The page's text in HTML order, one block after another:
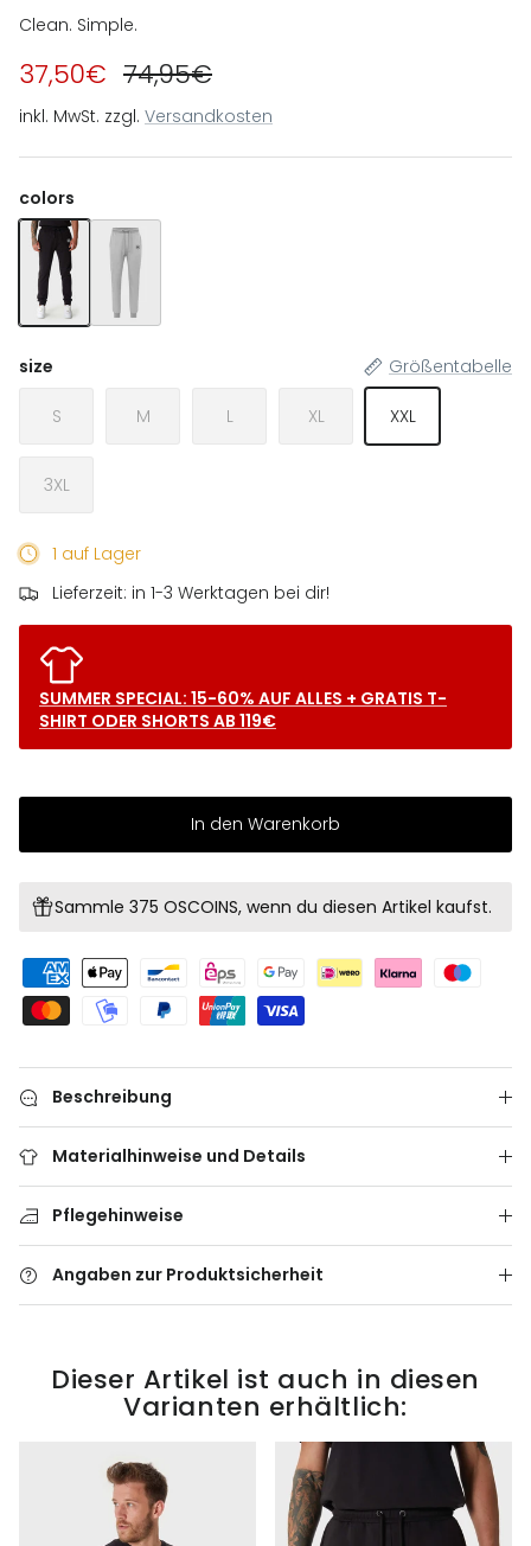
Clean. Simple.
37,50€ 74,95€
inkl. MwSt. zzgl. Versandkosten
colors
size
Größentabelle
S M L XL XXL
3XL
1 auf Lager
Lieferzeit: in 1-3 Werktagen bei dir!
SUMMER SPECIAL: 15-60% AUF ALLES + GRATIS T-
SHIRT ODER SHORTS AB 119€
In den Warenkorb
Sammle 375 OSCOINS, wenn du diesen Artikel kaufst.
Beschreibung
Materialhinweise und Details
Pflegehinweise
Angaben zur Produktsicherheit
Dieser Artikel ist auch in diesen
Varianten erhältlich: